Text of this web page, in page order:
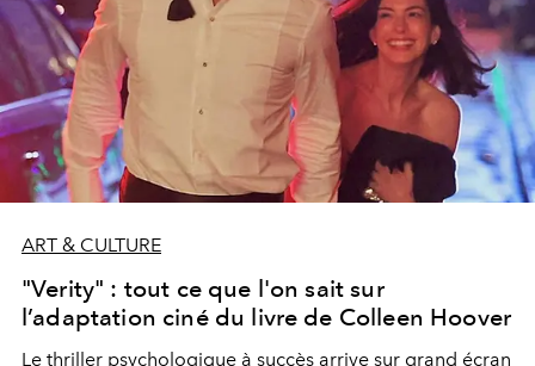
ART & CULTURE
"Verity" : tout ce que l'on sait sur
l’adaptation ciné du livre de Colleen Hoover
Le thriller psychologique à succès arrive sur grand écran